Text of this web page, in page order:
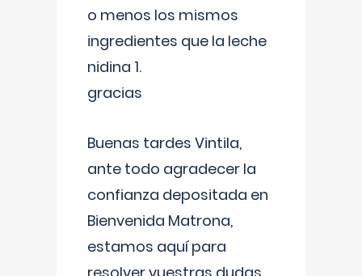
o menos los mismos
ingredientes que la leche
nidina 1.
gracias
Buenas tardes Vintila,
ante todo agradecer la
confianza depositada en
Bienvenida Matrona,
estamos aquí para